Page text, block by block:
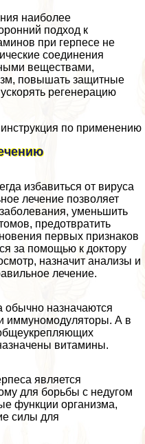
наиболее
подход к
при гepпeсе не
соединения
веществами,
повышать защитные
регенерацию
по применению
избавиться от вируса
лечение позволяет
уменьшить
предотвратить
первых признаков
за помощью к доктору
назначит анализы и
лечение.
обычно назначаются
иммуномодуляторы. А в
витамины.
является
для борьбы с недугом
функции организма,
силы для